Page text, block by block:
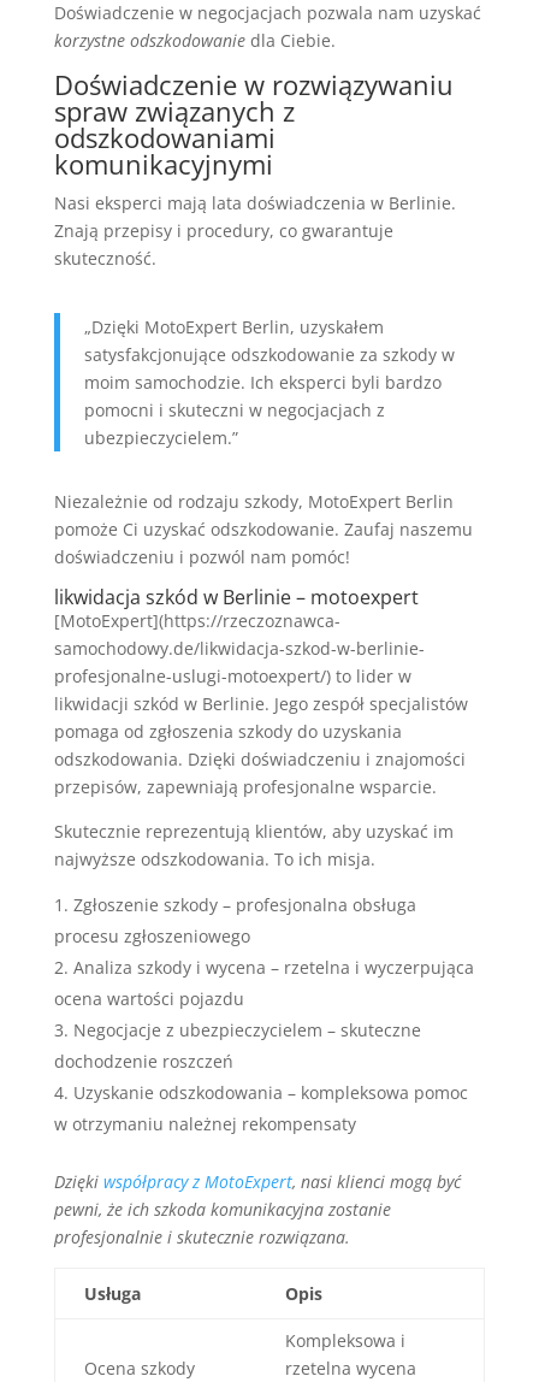
Doświadczenie w negocjacjach pozwala nam uzyskać
korzystne odszkodowaniedla Ciebie.
Doświadczenie w rozwiązywaniu
spraw związanych z
odszkodowaniami
komunikacyjnymi
Nasi eksperci mają lata doświadczenia w Berlinie.
Znają przepisy i procedury, co gwarantuje
skuteczność.
„Dzięki MotoExpert Berlin, uzyskałem
satysfakcjonujące odszkodowanie za szkody w
moim samochodzie. Ich eksperci byli bardzo
pomocni i skuteczni w negocjacjach z
ubezpieczycielem.”
Niezależnie od rodzaju szkody, MotoExpert Berlin
pomoże Ci uzyskać odszkodowanie. Zaufaj naszemu
doświadczeniu i pozwól nam pomóc!
likwidacja szkód w Berlinie – motoexpert
[MotoExpert](https://rzeczoznawca-
samochodowy.de/likwidacja-szkod-w-berlinie-
profesjonalne-uslugi-motoexpert/) to lider w
likwidacji szkód w Berlinie. Jego zespół specjalistów
pomaga od zgłoszenia szkody do uzyskania
odszkodowania. Dzięki doświadczeniu i znajomości
przepisów, zapewniają profesjonalne wsparcie.
Skutecznie reprezentują klientów, aby uzyskać im
najwyższe odszkodowania. To ich misja.
Zgłoszenie szkody – profesjonalna obsługa
procesu zgłoszeniowego
Analiza szkody i wycena – rzetelna i wyczerpująca
ocena wartości pojazdu
Negocjacje z ubezpieczycielem – skuteczne
dochodzenie roszczeń
Uzyskanie odszkodowania – kompleksowa pomoc
w otrzymaniu należnej rekompensaty
Dzięki współpracy z MotoExpert, nasi klienci mogą być
pewni, że ich szkoda komunikacyjna zostanie
profesjonalnie i skutecznie rozwiązana.
Usługa Opis
Ocena szkody
Kompleksowa i
rzetelna wycena